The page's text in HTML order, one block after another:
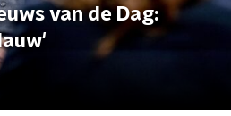
van de Dag: